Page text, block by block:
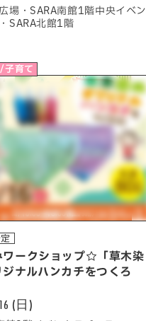
場・SARA南館1階中央イベン
SARA北館1階
子育て
ワークショップ☆「草木染
ジナルハンカチをつくろ
(日)